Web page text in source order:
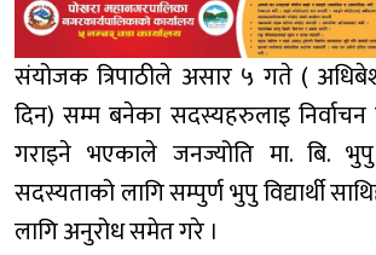
संयोजक त्रिपाठीले असार ५ गते (
दिन) सम्म बनेका सदस्यहरुलाइ निर्वाचन
गराइने भएकाले जनज्योति मा. बि. भुपु
सदस्यताको लागि सम्पुर्ण भुपु विद्यार्थी
लागि अनुरोध समेत गरे ।